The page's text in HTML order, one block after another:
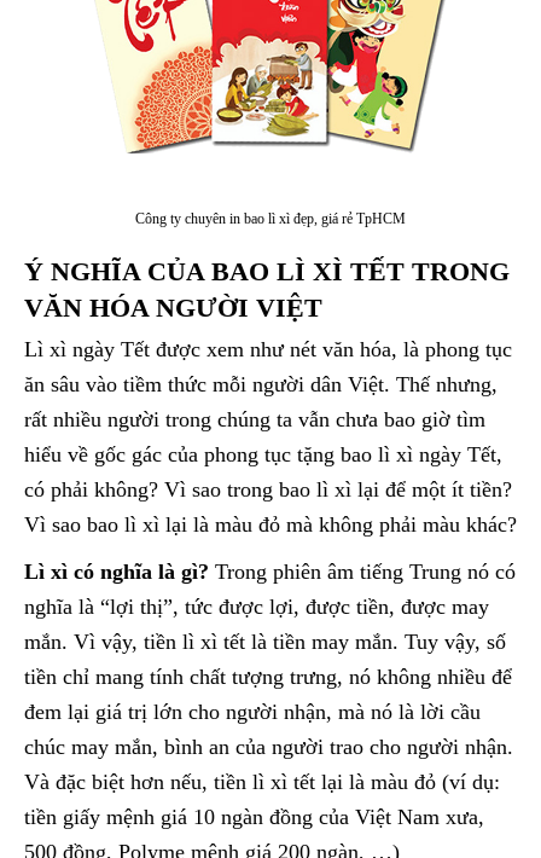
Công ty chuyên in bao lì xì đẹp, giá rẻ TpHCM
Ý NGHĨA CỦA BAO LÌ XÌ TẾT TRONG
VĂN HÓA NGƯỜI VIỆT
Lì xì ngày Tết được xem như nét văn hóa, là phong tục
ăn sâu vào tiềm thức mỗi người dân Việt. Thế nhưng,
rất nhiều người trong chúng ta vẫn chưa bao giờ tìm
hiểu về gốc gác của phong tục tặng bao lì xì ngày Tết,
có phải không? Vì sao trong bao lì xì lại để một ít tiền?
Vì sao bao lì xì lại là màu đỏ mà không phải màu khác?
Lì xì có nghĩa là gì? Trong phiên âm tiếng Trung nó có
nghĩa là “lợi thị”, tức được lợi, được tiền, được may
mắn. Vì vậy, tiền lì xì tết là tiền may mắn. Tuy vậy, số
tiền chỉ mang tính chất tượng trưng, nó không nhiều để
đem lại giá trị lớn cho người nhận, mà nó là lời cầu
chúc may mắn, bình an của người trao cho người nhận.
Và đặc biệt hơn nếu, tiền lì xì tết lại là màu đỏ (ví dụ:
tiền giấy mệnh giá 10 ngàn đồng của Việt Nam xưa,
500 đồng, Polyme mệnh giá 200 ngàn, …)